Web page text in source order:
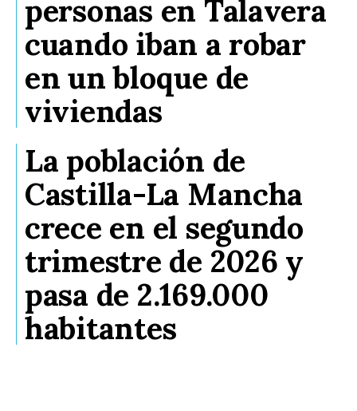
personas en Talavera
cuando iban a robar
en un bloque de
viviendas
La población de
Castilla-La Mancha
crece en el segundo
trimestre de 2026 y
pasa de 2.169.000
habitantes